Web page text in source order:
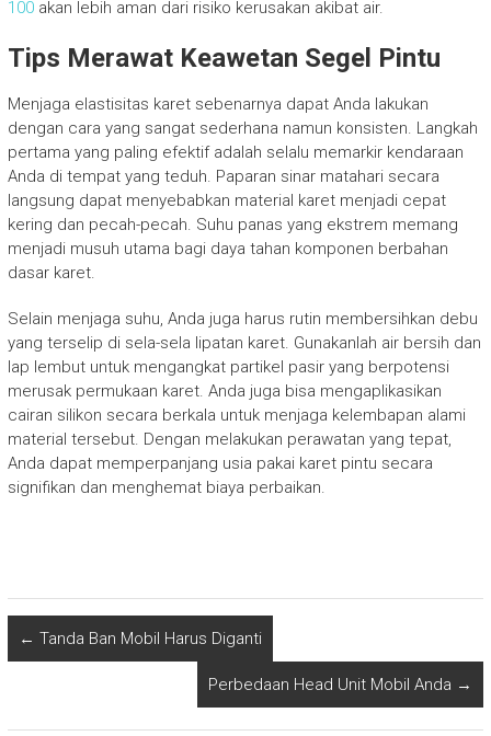
100akan lebih aman dari risiko kerusakan akibat air.
Tips Merawat Keawetan Segel Pintu
Menjaga elastisitas karet sebenarnya dapat Anda lakukan
dengan cara yang sangat sederhana namun konsisten. Langkah
pertama yang paling efektif adalah selalu memarkir kendaraan
Anda di tempat yang teduh. Paparan sinar matahari secara
langsung dapat menyebabkan material karet menjadi cepat
kering dan pecah-pecah. Suhu panas yang ekstrem memang
menjadi musuh utama bagi daya tahan komponen berbahan
dasar karet.
Selain menjaga suhu, Anda juga harus rutin membersihkan debu
yang terselip di sela-sela lipatan karet. Gunakanlah air bersih dan
lap lembut untuk mengangkat partikel pasir yang berpotensi
merusak permukaan karet. Anda juga bisa mengaplikasikan
cairan silikon secara berkala untuk menjaga kelembapan alami
material tersebut. Dengan melakukan perawatan yang tepat,
Anda dapat memperpanjang usia pakai karet pintu secara
signifikan dan menghemat biaya perbaikan.
← Tanda Ban Mobil Harus Diganti
Perbedaan Head Unit Mobil Anda →